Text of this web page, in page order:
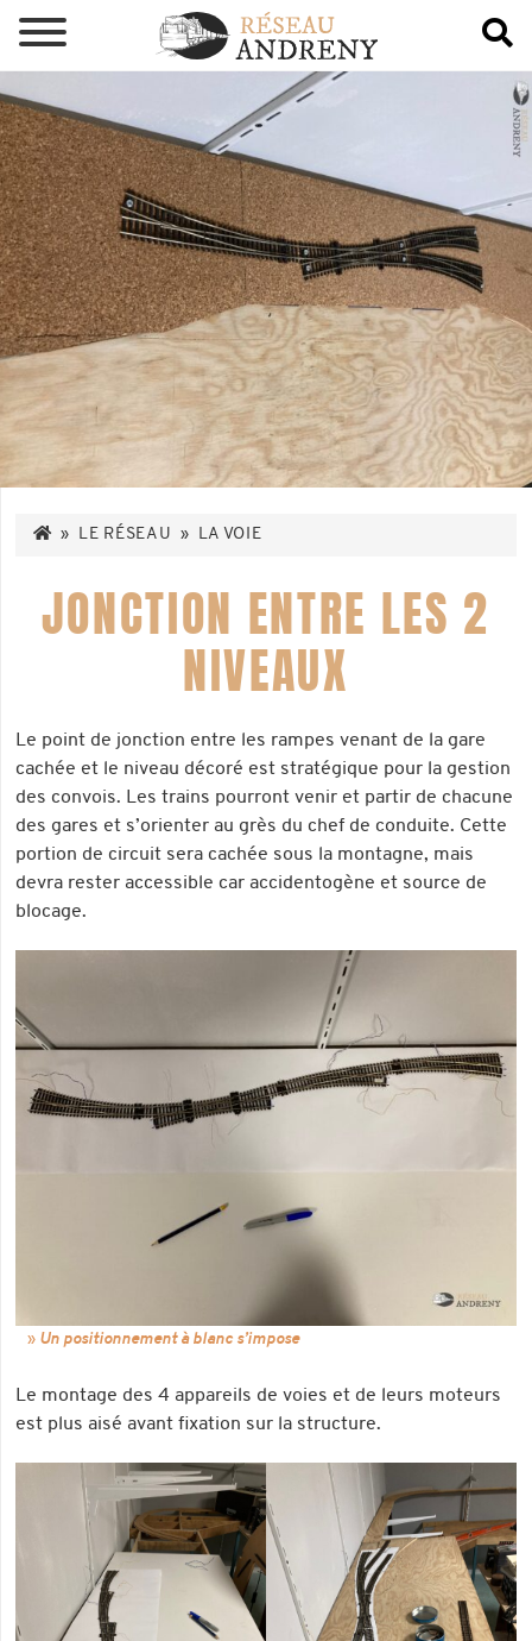
» LE RÉSEAU » LA VOIE
JONCTION ENTRE LES 2
NIVEAUX
Le point de jonction entre les rampes venant de la gare
cachée et le niveau décoré est stratégique pour la gestion
des convois. Les trains pourront venir et partir de chacune
des gares et s’orienter au grès du chef de conduite. Cette
portion de circuit sera cachée sous la montagne, mais
devra rester accessible car accidentogène et source de
blocage.
Un positionnement à blanc s’impose
Le montage des 4 appareils de voies et de leurs moteurs
est plus aisé avant fixation sur la structure.